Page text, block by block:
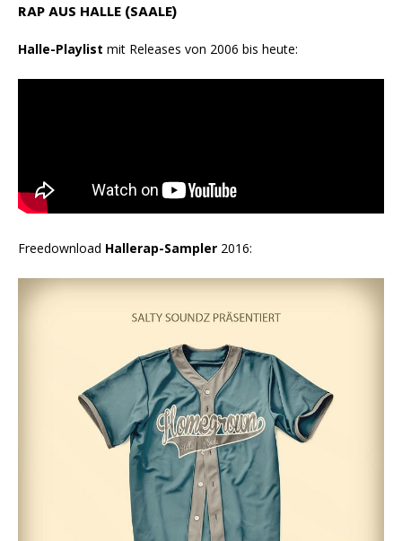
RAP AUS HALLE (SAALE)
Halle-Playlist mit Releases von 2006 bis heute:
Freedownload Hallerap-Sampler 2016: